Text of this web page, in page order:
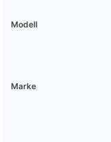
Modell
Marke